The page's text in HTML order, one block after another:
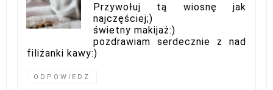
Przywołuj tą wiosnę jak
najczęściej;)
świetny makijaż:)
pozdrawiam serdecznie z nad
filiżanki kawy:)
ODPOWIEDZ